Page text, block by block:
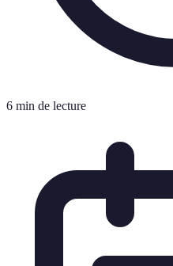
6 min de lecture